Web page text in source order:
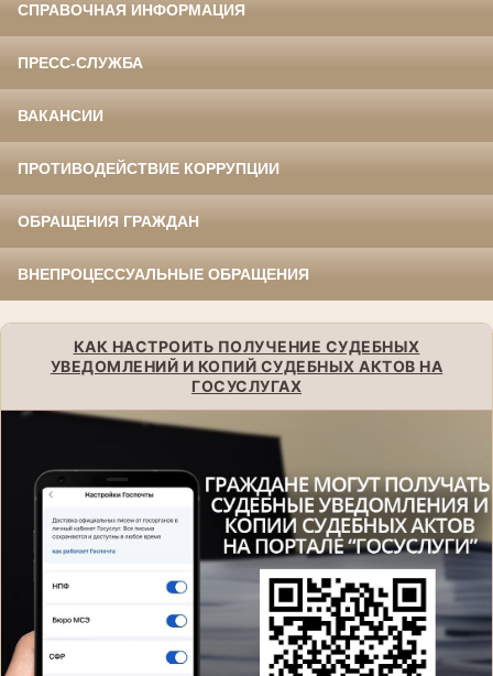
СПРАВОЧНАЯ ИНФОРМАЦИЯ
ПРЕСС-СЛУЖБА
ВАКАНСИИ
ПРОТИВОДЕЙСТВИЕ КОРРУПЦИИ
ОБРАЩЕНИЯ ГРАЖДАН
ВНЕПРОЦЕССУАЛЬНЫЕ ОБРАЩЕНИЯ
КАК НАСТРОИТЬ ПОЛУЧЕНИЕ СУДЕБНЫХ
УВЕДОМЛЕНИЙ И КОПИЙ СУДЕБНЫХ АКТОВ НА
ГОСУСЛУГАХ